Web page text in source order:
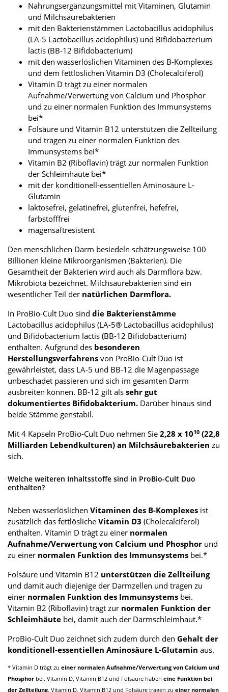
Nahrungsergänzungsmittel mit Vitaminen, Glutamin
und Milchsäurebakterien
mit den Bakterienstämmen Lactobacillus acidophilus
(LA-5 Lactobacillus acidophilus) und Bifidobacterium
lactis (BB-12 Bifidobacterium)
mit den wasserlöslichen Vitaminen des B-Komplexes
und dem fettlöslichen Vitamin D3 (Cholecalciferol)
Vitamin D trägt zu einer normalen
Aufnahme/Verwertung von Calcium und Phosphor
und zu einer normalen Funktion des Immunsystems
bei*
Folsäure und Vitamin B12 unterstützen die Zellteilung
und tragen zu einer normalen Funktion des
Immunsystems bei*
Vitamin B2 (Riboflavin) trägt zur normalen Funktion
der Schleimhäute bei*
mit der konditionell-essentiellen Aminosäure L-
Glutamin
laktosefrei, gelatinefrei, glutenfrei, hefefrei,
farbstofffrei
magensaftresistent
Den menschlichen Darm besiedeln schätzungsweise 100
Billionen kleine Mikroorganismen (Bakterien). Die
Gesamtheit der Bakterien wird auch als Darmflora bzw.
Mikrobiota bezeichnet. Milchsäurebakterien sind ein
wesentlicher Teil der natürlichen Darmflora.
In ProBio-Cult Duo sind die Bakterienstämme
Lactobacillus acidophilus (LA-5® Lactobacillus acidophilus)
und Bifidobacterium lactis (BB-12 Bifidobacterium)
enthalten. Aufgrund des besonderen
Herstellungsverfahrens von ProBio-Cult Duo ist
gewährleistet, dass LA-5 und BB-12 die Magenpassage
unbeschadet passieren und sich im gesamten Darm
ausbreiten können. BB-12 gilt als sehr gut
dokumentiertes Bifidobakterium. Darüber hinaus sind
beide Stämme genstabil.
Mit 4 Kapseln ProBio-Cult Duo nehmen Sie 2,28 x 1010 (22,8
Milliarden Lebendkulturen) an Milchsäurebakterien zu
sich.
Welche weiteren Inhaltsstoffe sind in ProBio-Cult Duo
enthalten?
Neben wasserlöslichen Vitaminen des B-Komplexes ist
zusätzlich das fettlösliche Vitamin D3 (Cholecalciferol)
enthalten. Vitamin D trägt zu einer normalen
Aufnahme/Verwertung von Calcium und Phosphor und
zu einer normalen Funktion des Immunsystems bei.*
Folsäure und Vitamin B12 unterstützen die Zellteilung
und damit auch diejenige der Darmzellen und tragen zu
einer normalen Funktion des Immunsystems bei.
Vitamin B2 (Riboflavin) trägt zur normalen Funktion der
Schleimhäute bei, damit auch der Darmschleimhaut.*
ProBio-Cult Duo zeichnet sich zudem durch den Gehalt der
konditionell-essentiellen Aminosäure L-Glutamin aus.
* Vitamin D trägt zu einer normalen Aufnahme/Verwertung von Calcium und
Phosphor bei. Vitamin D, Vitamin B12 und Folsäure haben eine Funktion bei
der Zellteilung, Vitamin D, Vitamin B12 und Folsäure tragen zu einer normalen